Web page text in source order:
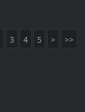
3 4 5 > >>